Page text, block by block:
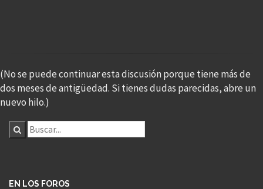
(No se puede continuar esta discusión porque tiene más de
dos meses de antigüedad. Si tienes dudas parecidas, abre un
nuevo hilo.)
EN LOS FOROS